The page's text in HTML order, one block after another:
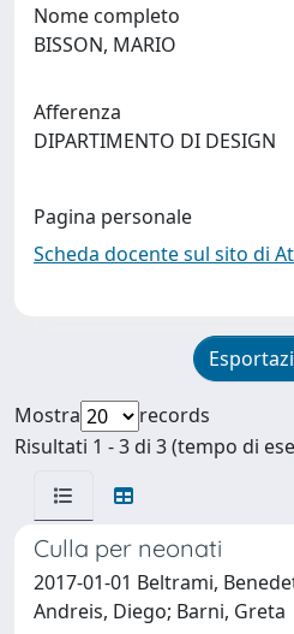
Nome completo
BISSON, MARIO
Afferenza
DIPARTIMENTO DI DESIGN
Pagina personale
Scheda docente sul sito di
Mostra
records
Risultati 1 - 3 di 3 (tempo di
Culla per neonati
2017-01-01 Beltrami,
Andreis, Diego; Barni, Greta